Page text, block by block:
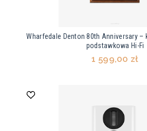
Wharfedale Denton 80th Anniversary –
podstawkowa Hi-Fi
1 599,00 zł